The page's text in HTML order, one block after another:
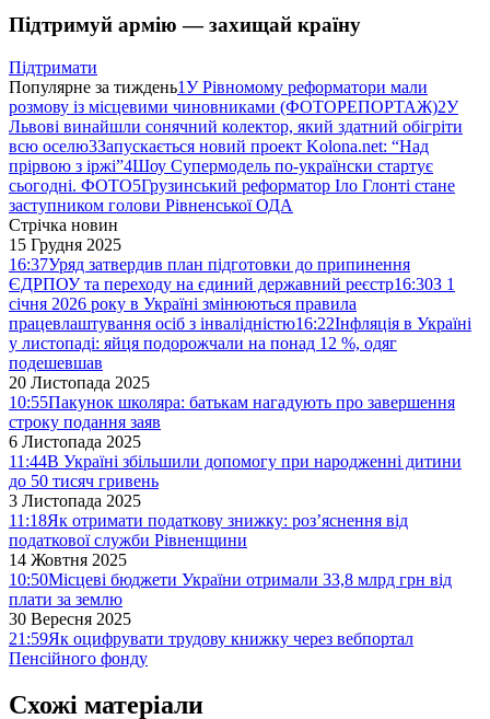
Підтримуй армію — захищай країну
Підтримати
Популярне за тиждень1У Рівномому реформатори мали
розмову із місцевими чиновниками (ФОТОРЕПОРТАЖ)2У
Львові винайшли сонячний колектор, який здатний обігріти
всю оселю3Запускається новий проект Kolona.net: “Над
прірвою з іржі”4Шоу Супермодель по-українски стартує
сьогодні. ФОТО5Грузинський реформатор Іло Глонті стане
заступником голови Рівненської ОДА
Стрічка новин
15 Грудня 2025
16:37Уряд затвердив план підготовки до припинення
ЄДРПОУ та переходу на єдиний державний реєстр16:30З 1
січня 2026 року в Україні змінюються правила
працевлаштування осіб з інвалідністю16:22Інфляція в Україні
у листопаді: яйця подорожчали на понад 12 %, одяг
подешевшав
20 Листопада 2025
10:55Пакунок школяра: батькам нагадують про завершення
строку подання заяв
6 Листопада 2025
11:44В Україні збільшили допомогу при народженні дитини
до 50 тисяч гривень
3 Листопада 2025
11:18Як отримати податкову знижку: роз’яснення від
податкової служби Рівненщини
14 Жовтня 2025
10:50Місцеві бюджети України отримали 33,8 млрд грн від
плати за землю
30 Вересня 2025
21:59Як оцифрувати трудову книжку через вебпортал
Пенсійного фонду
Схожі матеріали